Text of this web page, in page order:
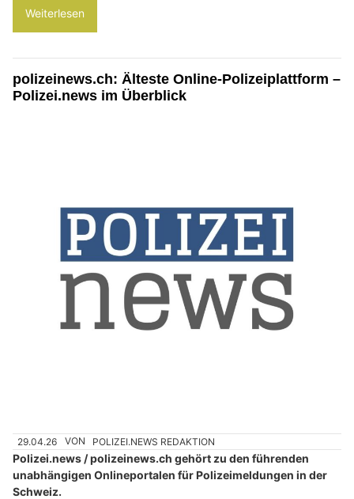
Weiterlesen
polizeinews.ch: Älteste Online-Polizeiplattform –
Polizei.news im Überblick
29.04.26 VON POLIZEI.NEWS REDAKTION
Polizei.news / polizeinews.ch gehört zu den führenden
unabhängigen Onlineportalen für Polizeimeldungen in der
Schweiz.